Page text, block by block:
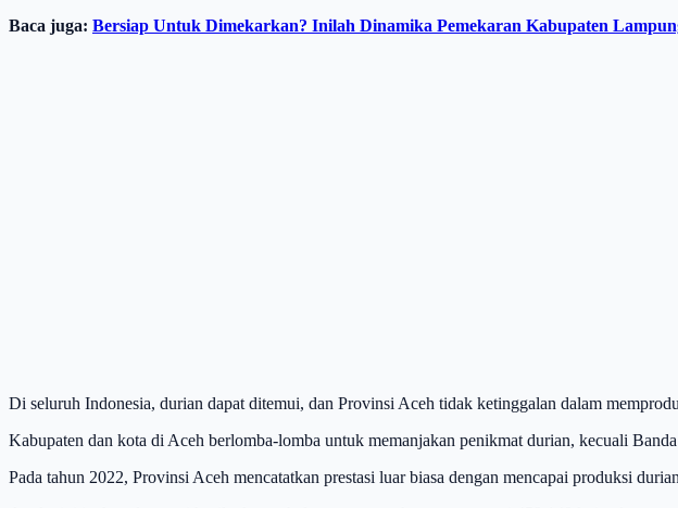
Baca juga: Bersiap Untuk Dimekarkan? Inilah Dinamika Pemekaran Kabupaten
Di seluruh Indonesia, durian dapat ditemui, dan Provinsi Aceh tidak ketinggalan dalam
Kabupaten dan kota di Aceh berlomba-lomba untuk memanjakan penikmat durian, kecuali
Pada tahun 2022, Provinsi Aceh mencatatkan prestasi luar biasa dengan mencapai produksi